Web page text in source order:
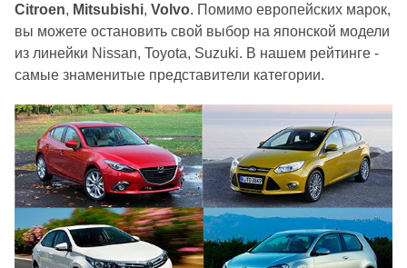
Citroen, Mitsubishi, Volvo. Помимо европейских марок,
вы можете остановить свой выбор на японской модели
из линейки Nissan, Toyota, Suzuki. В нашем рейтинге -
самые знаменитые представители категории.